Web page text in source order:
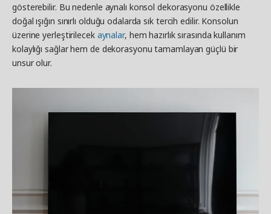
gösterebilir. Bu nedenle aynalı konsol dekorasyonu özellikle
doğal ışığın sınırlı olduğu odalarda sık tercih edilir. Konsolun
üzerine yerleştirilecek aynalar, hem hazırlık sırasında kullanım
kolaylığı sağlar hem de dekorasyonu tamamlayan güçlü bir
unsur olur.